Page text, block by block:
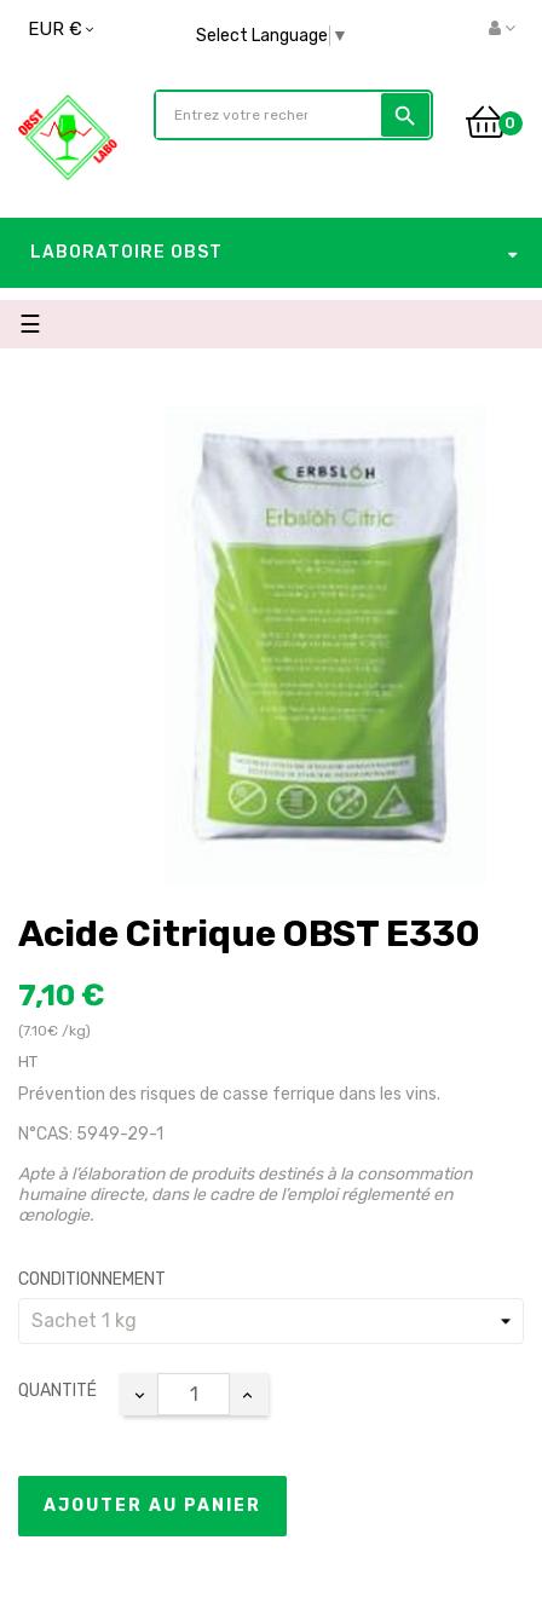
EUR € Select Language ▼
search 0
LABORATOIRE OBST
Basculer
la
☰
Acide Citrique OBST E330
7,10 €
(7.10€ /kg)
HT
Prévention des risques de casse ferrique dans les vins.
N°CAS: 5949-29-1
Apte à l’élaboration de produits destinés à la consommation
humaine directe, dans le cadre de l’emploi réglementé en
œnologie.
CONDITIONNEMENT
QUANTITÉ
AJOUTER AU PANIER